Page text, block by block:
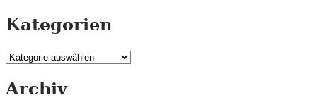
Kategorien
Kategorien
Archiv